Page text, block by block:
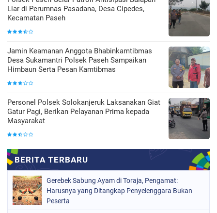
Liar di Perumnas Pasadana, Desa Cipedes,
Kecamatan Paseh
Jamin Keamanan Anggota Bhabinkamtibmas
Desa Sukamantri Polsek Paseh Sampaikan
Himbaun Serta Pesan Kamtibmas
Personel Polsek Solokanjeruk Laksanakan Giat
Gatur Pagi, Berikan Pelayanan Prima kepada
Masyarakat
Gerebek Sabung Ayam di Toraja, Pengamat:
Harusnya yang Ditangkap Penyelenggara Bukan
Peserta